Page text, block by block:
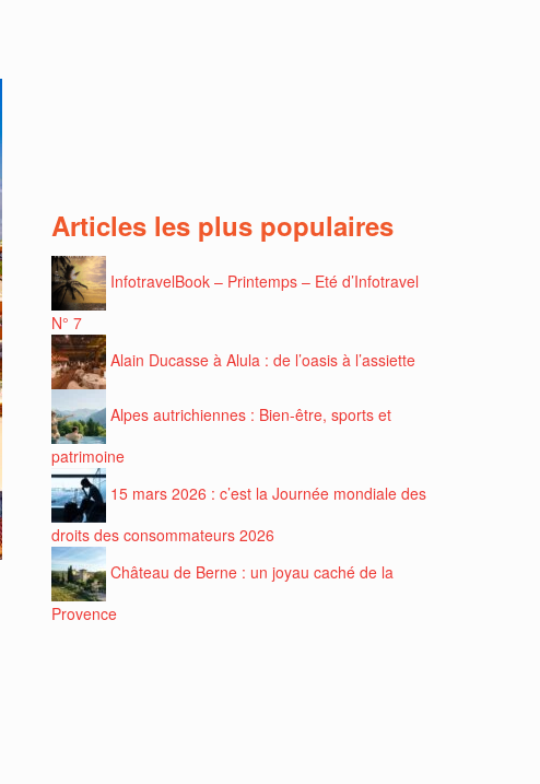
Articles les plus populaires
InfotravelBook – Printemps – Eté d’Infotravel
N° 7
Alain Ducasse à Alula : de l’oasis à l’assiette
Alpes autrichiennes : Bien-être, sports et
patrimoine
15 mars 2026 : c’est la Journée mondiale des
droits des consommateurs 2026
Château de Berne : un joyau caché de la
Provence